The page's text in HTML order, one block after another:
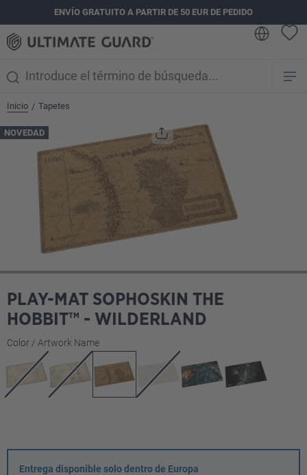
principalENVÍO GRATUITO A PARTIR DE 50 EUR DE PEDIDO
Inicio / Tapetes
NOVEDAD
Omitir galería de imágenes
PLAY-MAT SOPHOSKIN THE
HOBBIT™ - WILDERLAND
Seleccione
Color / Artwork Name
Entrega disponible solo dentro de Europa